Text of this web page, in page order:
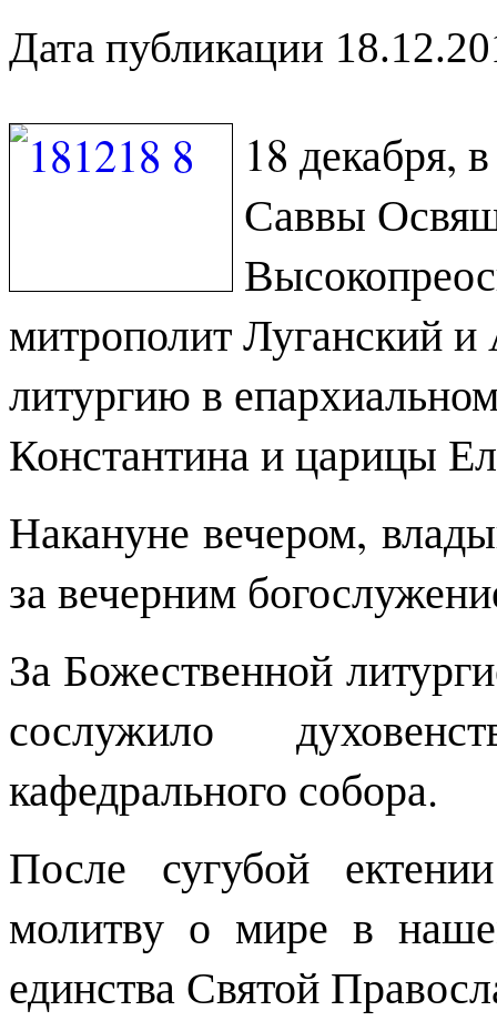
Дата публикации
18 декабря,
Саввы
митрополит Луганский
литургию в
Константина и царицы
Накануне вечером,
за вечерним
За Божественной
сослужило
кафедрального собора.
После сугубой
молитву о мире в
единства Святой